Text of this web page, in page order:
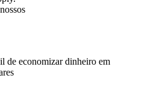
de economizar dinheiro em